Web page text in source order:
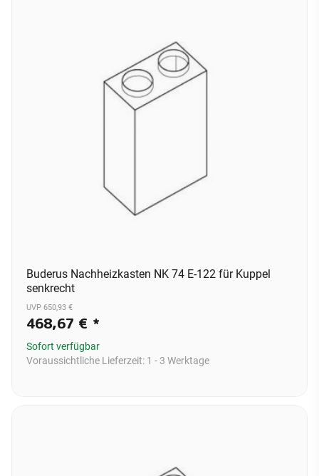
Buderus Nachheizkasten NK 74 E-122 für Kuppel
senkrecht
UVP 650,93 €
468,67 € *
Sofort verfügbar
Voraussichtliche Lieferzeit: 1 - 3 Werktage